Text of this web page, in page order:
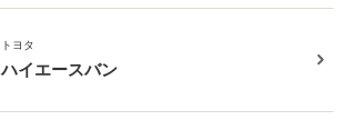
トヨタ
ハイエースバン